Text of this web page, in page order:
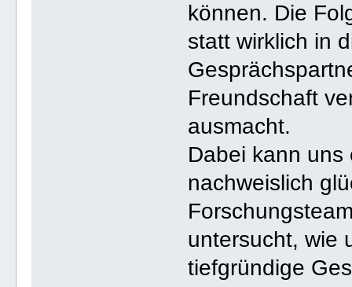
können. Die
statt wirklich in
Freundschaft
ausmacht.
Dabei kann
nachweislich
untersucht, wie
tiefgründige